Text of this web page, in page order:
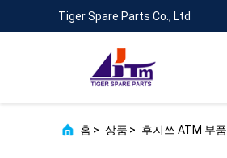
Tiger Spare Parts Co., Ltd
홈 > 상품 > 후지쓰 ATM 부품